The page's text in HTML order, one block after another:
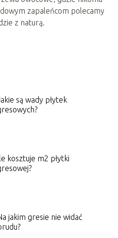
zapaleńcom polecamy
z naturą.
są wady płytek
kosztuje m2 płytki
jakim gresie nie widać